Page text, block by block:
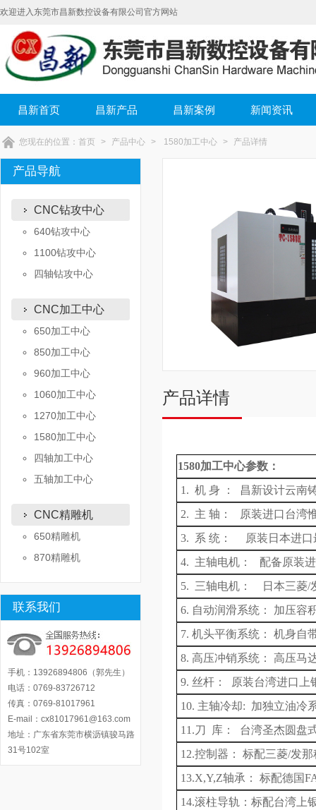
欢迎进入东莞市昌新数控设备有限公司官方网站
昌新首页 昌新产品 昌新案例 新闻资讯
您现在的位置： 首页 > 产品中心 > 1580加工中心 > 产品详情
产品导航
CNC钻攻中心
640钻攻中心
1100钻攻中心
四轴钻攻中心
CNC加工中心
650加工中心
850加工中心
960加工中心
1060加工中心
1270加工中心
1580加工中心
四轴加工中心
五轴加工中心
CNC精雕机
650精雕机
870精雕机
联系我们
手机：13926894806（郭先生）
电话：0769-83726712
传真：0769-81017961
E-mail：cx81017961@163.com
地址：广东省东莞市横沥镇骏马路
31号102室
产品详情
1580加工中心参数 ：
1. 机 身 ： 昌新设计云南
2. 主 轴： 原装进口台湾
3. 系 统： 原装日本进口
4. 主轴电机： 配备原装
5. 三轴电机： 日本三菱/
6. 自动润滑系统：
加压容
7. 机头平衡系统：
机身自
8. 高压冲销系统：
高压马
9. 丝杆： 原装台湾进口上
10. 主轴冷却: 加独立油冷
11.刀
库： 台湾圣杰圆盘
12.控制器： 标配三菱/发那
13.X,Y,Z轴承： 标配德国
14.滚柱导轨：标配台湾上